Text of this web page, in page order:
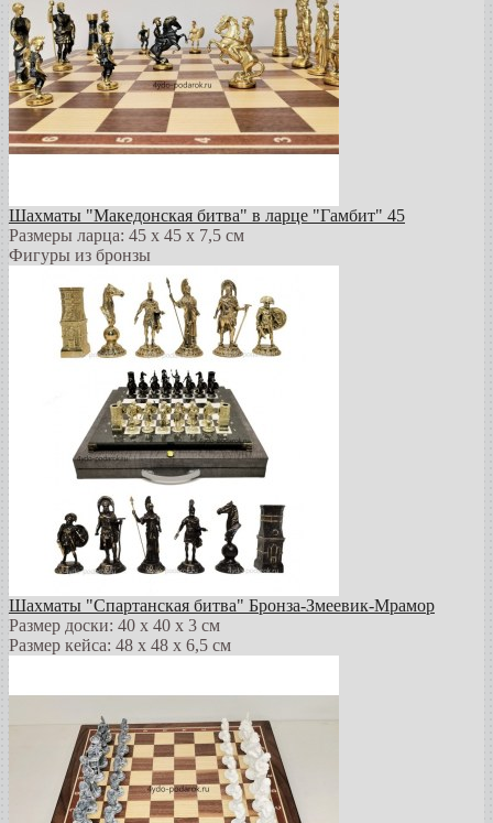
Шахматы "Македонская битва" в ларце "Гамбит" 45
Размеры ларца: 45 x 45 х 7,5 см
Фигуры из бронзы
Шахматы "Спартанская битва" Бронза-Змеевик-Мрамор
Размер доски: 40 х 40 х 3 см
Размер кейса: 48 х 48 х 6,5 см